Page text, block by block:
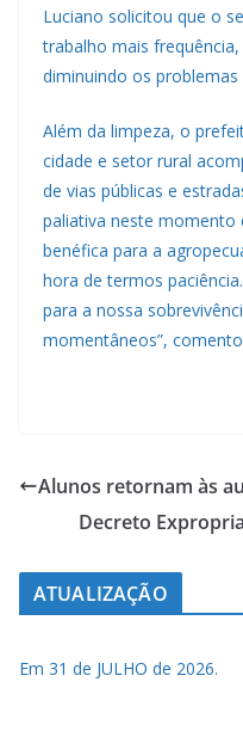
Luciano solicitou que o
trabalho mais
diminuindo os
Além da limpeza, o
cidade e setor rural
de vias públicas e
paliativa neste momento
benéfica para a
hora de termos
para a nossa
momentâneos”,
Alunos retornam às
Decreto
ATUALIZAÇÃO
Em 31 de JULHO de 2026.